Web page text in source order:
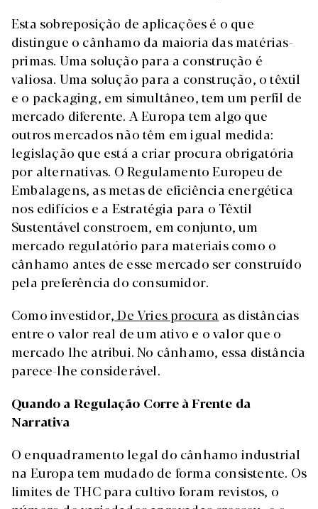
Esta sobreposição de aplicações é o que
distingue o cânhamo da maioria das matérias-
primas. Uma solução para a construção é
valiosa. Uma solução para a construção, o têxtil
e o packaging, em simultâneo, tem um perfil de
mercado diferente. A Europa tem algo que
outros mercados não têm em igual medida:
legislação que está a criar procura obrigatória
por alternativas. O Regulamento Europeu de
Embalagens, as metas de eficiência energética
nos edifícios e a Estratégia para o Têxtil
Sustentável constroem, em conjunto, um
mercado regulatório para materiais como o
cânhamo antes de esse mercado ser construído
pela preferência do consumidor.
Como investidor, De Vries procura as distâncias
entre o valor real de um ativo e o valor que o
mercado lhe atribui. No cânhamo, essa distância
parece-lhe considerável.
Quando a Regulação Corre à Frente da
Narrativa
O enquadramento legal do cânhamo industrial
na Europa tem mudado de forma consistente. Os
limites de THC para cultivo foram revistos, o